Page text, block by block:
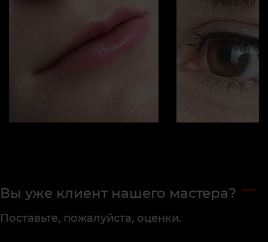
Вы уже клиент нашего мастера?
Поставьте, пожалуйста, оценки.